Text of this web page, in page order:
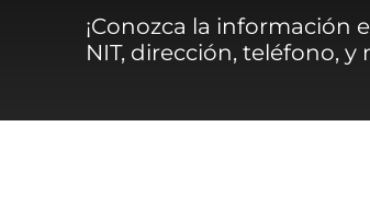
¡Conozca la información
NIT, dirección, teléfono,